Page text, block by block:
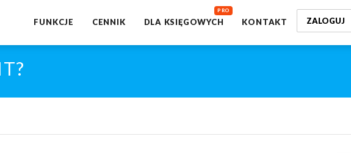
ZALOGUJ
FUNKCJE CENNIK DLA KSIĘGOWYCH KONTAKT